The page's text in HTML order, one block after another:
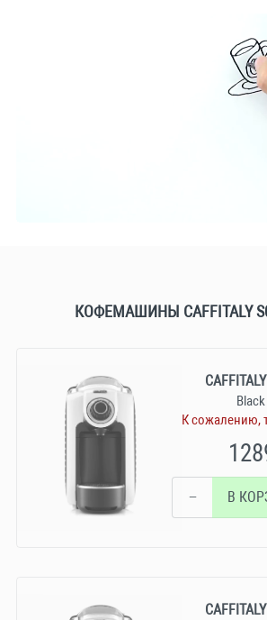
КОФЕМАШИНЫ CAFFITALY
К сожалению,
− В